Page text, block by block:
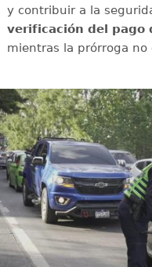
y contribuir a la
verificación del pago
mientras la prórroga